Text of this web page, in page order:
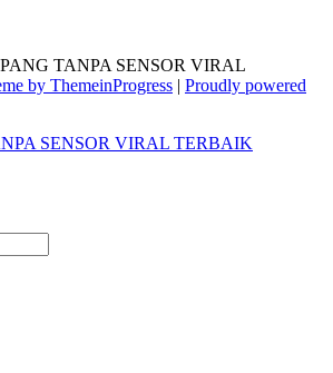
TANPA SENSOR VIRAL
by ThemeinProgress | Proudly powered
SENSOR VIRAL TERBAIK